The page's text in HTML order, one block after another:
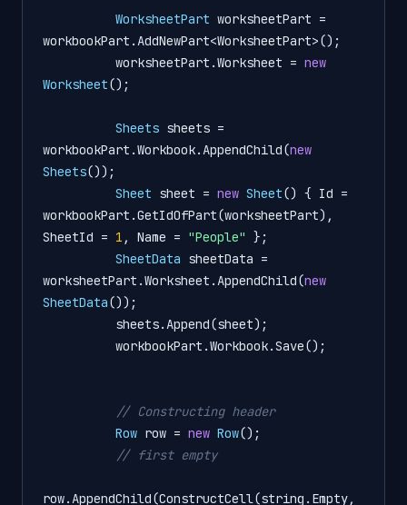
WorksheetPart worksheetPart =
workbookPart.AddNewPart<WorksheetPart>();
          worksheetPart.Worksheet =
new
Worksheet();
Sheets sheets =
workbookPart.Workbook.AppendChild(new
Sheets());
Sheet sheet = new Sheet() { Id =
workbookPart.GetIdOfPart(worksheetPart),
SheetId = 1 , Name = "People"
};
SheetData sheetData =
worksheetPart.Worksheet.AppendChild(new
SheetData());
// Constructing header
Row row = new Row();
// first empty
row.AppendChild(ConstructCell(string.Empty,